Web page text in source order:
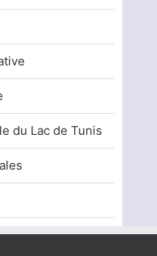
du Lac de Tunis